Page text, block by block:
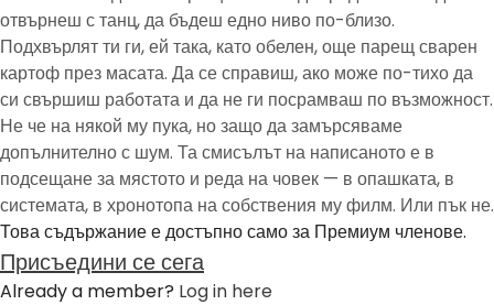
отвърнеш с танц, да бъдеш едно ниво по-близо.
Подхвърлят ти ги, ей така, като обелен, още парещ сварен
картоф през масата. Да се справиш, ако може по-тихо да
си свършиш работата и да не ги посрамваш по възможност.
Не че на някой му пука, но защо да замърсяваме
допълнително с шум. Та смисълът на написаното е в
подсещане за мястото и реда на човек — в опашката, в
системата, в хронотопа на собствения му филм. Или пък не.
Това съдържание е достъпно само за Премиум членове.
Присъедини се сега
Already a member? Log in here